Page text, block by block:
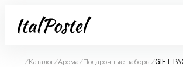
/Каталог/Арома/Подарочные наборы/